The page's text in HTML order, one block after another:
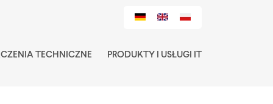
TECHNICZNE PRODUKTY I USŁUGI IT